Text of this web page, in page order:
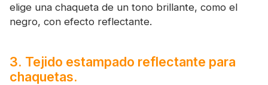
elige una chaqueta de un tono brillante, como el
negro, con efecto reflectante.
3. Tejido estampado reflectante para
chaquetas.